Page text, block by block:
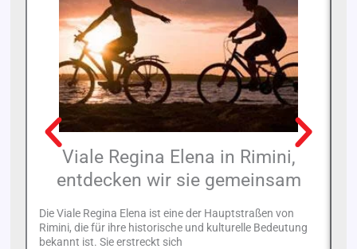
Viale Regina Elena in Rimini,
entdecken wir sie gemeinsam
Die Viale Regina Elena ist eine der Hauptstraßen von
Rimini, die für ihre historische und kulturelle Bedeutung
bekannt ist. Sie erstreckt sich